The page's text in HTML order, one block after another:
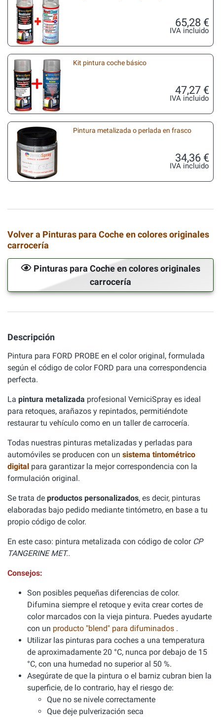
65,28 €
IVA incluido
Kit pintura coche básico
47,27 €
IVA incluido
Pintura metalizada o perlada en frasco
34,36 €
IVA incluido
Volver a Pinturas para Coche en colores originales
carrocería
Pinturas para Coche en colores originales
carrocería
Descripción
Pintura para FORD PROBE en el color original, formulada
según el código de color FORD para una correspondencia
perfecta.
La pintura metalizada profesional VerniciSpray es ideal
para retoques, arañazos y repintados, permitiéndote
restaurar tu vehículo como en un taller de carrocería.
Todas nuestras pinturas metalizadas y perladas para
automóviles se producen con un sistema tintométrico
digital para garantizar la mejor correspondencia con la
formulación original.
Se trata de productos personalizados, es decir, pinturas
elaboradas bajo pedido mediante tintómetro, en base a tu
propio código de color.
En este caso: pintura metalizada con código de color CP
TANGERINE MET..
Consejos:
Son posibles pequeñas diferencias de color.
Difumina siempre el retoque y evita crear cortes de
color marcados con la vieja pintura. Puedes ayudarte
con un producto "blend" para difuminados .
Utilizar las pinturas para coches a una temperatura
de aproximadamente 20 °C, nunca por debajo de 15
°C, con una humedad no superior al 50 %.
Asegúrate de que la pintura o el barniz cubran bien la
superficie, de lo contrario, hay el riesgo de:
Que no se nivele correctamente
Que deje pulverización seca